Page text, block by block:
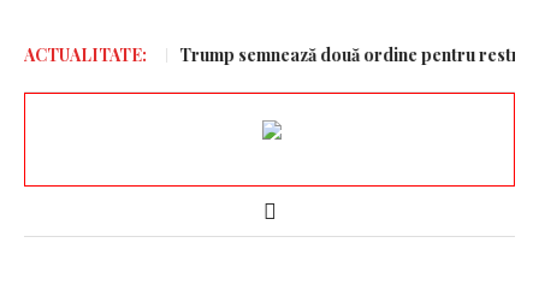
ACTUALITATE:
să doară!” Trump semnează două ordine pentru